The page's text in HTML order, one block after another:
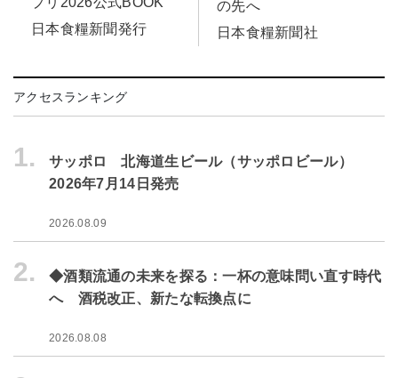
日本食糧新聞発行
の先へ
日本食糧新聞社
アクセスランキング
1.
サッポロ 北海道生ビール（サッポロビール）
2026年7月14日発売
2026.08.09
2.
◆酒類流通の未来を探る：一杯の意味問い直す時代
へ 酒税改正、新たな転換点に
2026.08.08